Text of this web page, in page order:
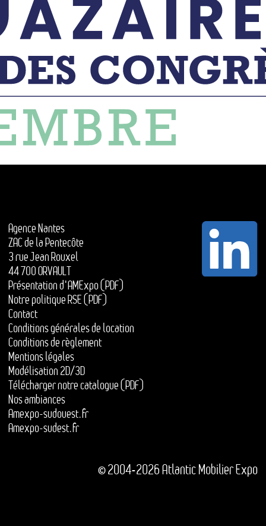
Agence Nantes
ZAC de la Pentecôte
3 rue Jean Rouxel
44 700 ORVAULT
Présentation d'AMExpo (PDF)
Notre politique RSE (PDF)
Contact
Conditions générales de location
Conditions de règlement
Mentions légales
Modélisation 2D/3D
Télécharger notre catalogue (PDF)
Nos ambiances
Amexpo-sudouest.fr
Amexpo-sudest.fr
© 2004-2026 Atlantic Mobilier Expo